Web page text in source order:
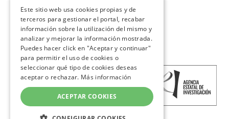
Este sitio web usa cookies propias y de
terceros para gestionar el portal, recabar
información sobre la utilización del mismo y
analizar y mejorar la información mostrada.
Puedes hacer click en "Aceptar y continuar"
para permitir el uso de cookies o
seleccionar qué tipo de cookies deseas
aceptar o rechazar. Más información
ACEPTAR COOKIES